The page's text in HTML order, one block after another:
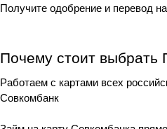
Получите одобрение и перевод
Почему стоит
Работаем с картами всех
Совкомбанк